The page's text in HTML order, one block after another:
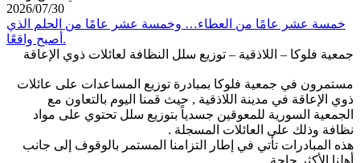
2026/07/30
خمسة عشر عامًا من العطاء… وخمسة عشر عامًا من الحلم الذي
أصبح واقعًا.
جمعية فلوكا – اللاذقية – توزيع سلل النظافة لعائلات ذوي الإعاقة
مستمرون في جمعية فلوكا بمبادرة توزيع المساعدات على عائلات
ذوي الإعاقة في مدينة اللاذقية , حيث قمنا اليوم بالتعاون مع
الجمعية السورية للمعوقين جسدياً بتوزيع سلل تحتوي على مواد
نظافة وذلك على العائلات المسجلة .
هذه المبادرات تأتي في إطار التزامنا المستمر بالوقوف إلى جانب
أهلنا الأكثر حاجة .